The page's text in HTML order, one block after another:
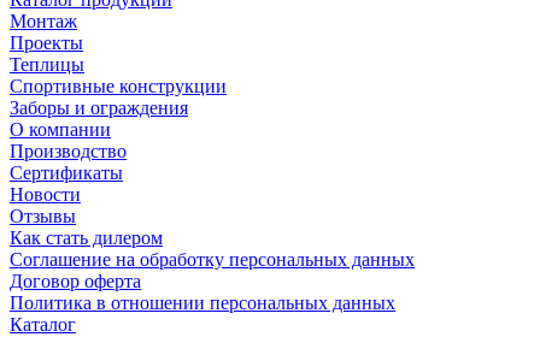
Монтаж
Проекты
Теплицы
Спортивные конструкции
Заборы и ограждения
О компании
Производство
Сертификаты
Новости
Отзывы
Как стать дилером
Соглашение на обработку персональных данных
Договор оферта
Политика в отношении персональных данных
Каталог